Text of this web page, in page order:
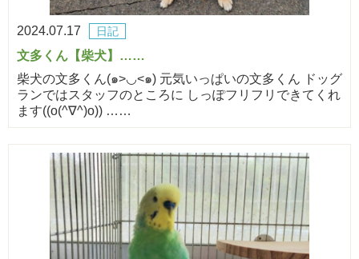
2024.07.17 日記
文多くん【柴犬】……
柴犬の文多くん(๑>◡<๑) 元気いっぱいの文多くん ドッグ
ランではスタッフのところに しっぽフリフリできてくれ
ます((o(^∇^)o)) ……